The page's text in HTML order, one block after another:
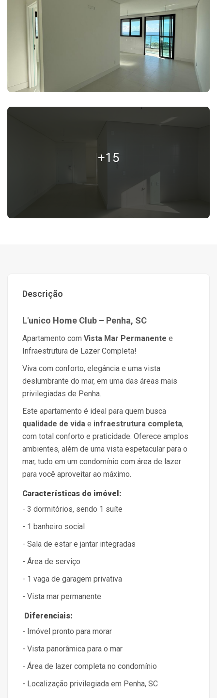
+15
Descrição
L'unico Home Club – Penha, SC
Apartamento com Vista Mar Permanente e
Infraestrutura de Lazer Completa!
Viva com conforto, elegância e uma vista
deslumbrante do mar, em uma das áreas mais
privilegiadas de Penha.
Este apartamento é ideal para quem busca
qualidade de vida e infraestrutura completa,
com total conforto e praticidade. Oferece amplos
ambientes, além de uma vista espetacular para o
mar, tudo em um condomínio com área de lazer
para você aproveitar ao máximo.
Características do imóvel:
- 3 dormitórios, sendo 1 suíte
- 1 banheiro social
- Sala de estar e jantar integradas
- Área de serviço
- 1 vaga de garagem privativa
- Vista mar permanente
Diferenciais:
- Imóvel pronto para morar
- Vista panorâmica para o mar
- Área de lazer completa no condomínio
- Localização privilegiada em Penha, SC